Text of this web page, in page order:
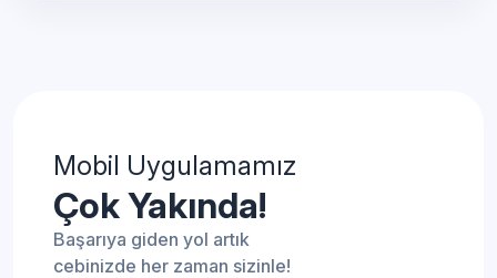
Mobil Uygulamamız
Çok Yakında!
Başarıya giden yol artık
cebinizde her zaman sizinle!